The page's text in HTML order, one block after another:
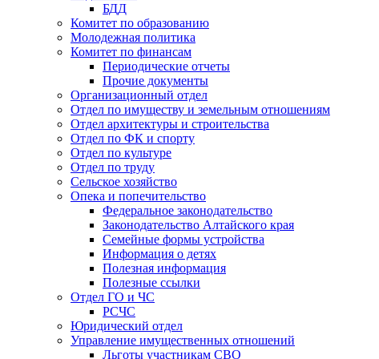
БДД
Комитет по образованию
Молодежная политика
Комитет по финансам
Периодические отчеты
Прочие документы
Организационный отдел
Отдел по имуществу и земельным отношениям
Отдел архитектуры и строительства
Отдел по ФК и спорту
Отдел по культуре
Отдел по труду
Сельское хозяйство
Опека и попечительство
Федеральное законодательство
Законодательство Алтайского края
Семейные формы устройства
Информация о детях
Полезная информация
Полезные ссылки
Отдел ГО и ЧС
РСЧС
Юридический отдел
Управление имущественных отношений
Льготы участникам СВО